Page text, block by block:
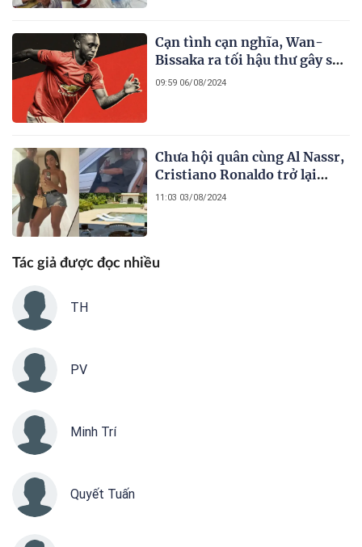
Cạn tình cạn nghĩa, Wan-
Bissaka ra tối hậu thư gây sốc
với Manchester United
09:59 06/08/2024
Chưa hội quân cùng Al Nassr,
Cristiano Ronaldo trở lại
Madrid với diện mạo mới lạ
11:03 03/08/2024
Tác giả được đọc nhiều
TH
PV
Minh Trí
Quyết Tuấn